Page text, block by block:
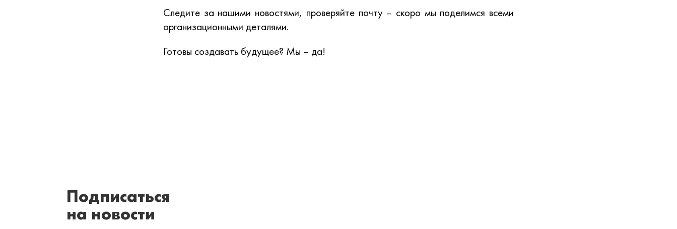
Следите за нашими новостями, проверяйте почту – скоро мы поделимся всеми
организационными деталями.
Готовы создавать будущее? Мы – да!
Подписаться
на новости